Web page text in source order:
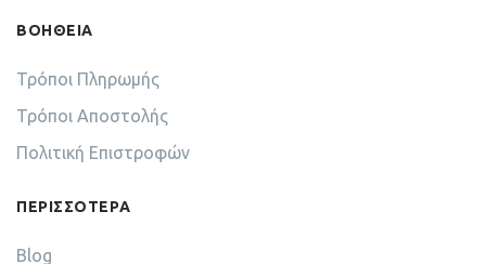
ΒΟΗΘΕΙΑ
Τρόποι Πληρωμής
Τρόποι Αποστολής
Πολιτική Επιστροφών
ΠΕΡΙΣΣΟΤΕΡΑ
Blog